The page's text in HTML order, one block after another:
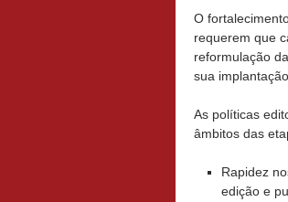
O
requerem que
reformulação
sua
As políticas
âmbitos das
Rapidez
edição e